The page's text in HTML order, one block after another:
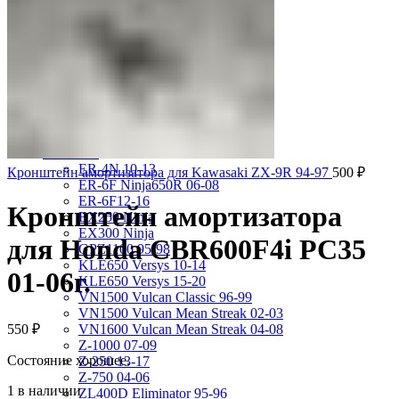
VT400 Shadow 97-08
VT750 Shadow A.C.E. 97-01
VTR1000F 97-06
VTX1800S 01-06
ER-4N 10-13
ER-6F Ninja650R 06-08
ER-6F12-16
EX250 Ninja
EX300 Ninja
GPZ1100 95-98
KLE650 Versys 10-14
KLE650 Versys 15-20
VN1500 Vulcan Classic 96-99
VN1500 Vulcan Mean Streak 02-03
VN1600 Vulcan Mean Streak 04-08
Z-1000 07-09
Z-250 13-17
Z-750 04-06
ZL400D Eliminator 95-96
Кронштейн амортизатора для Kawasaki ZX-9R 94-97 500 ₽
Кронштейн амортизатора
для Honda CBR600F4i PC35
01-06г.
550 ₽
Состояние хорошее.
1 в наличии